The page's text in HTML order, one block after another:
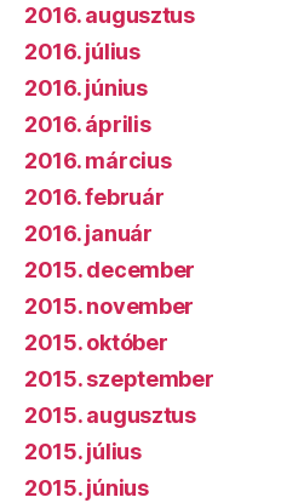
2016. augusztus
2016. július
2016. június
2016. április
2016. március
2016. február
2016. január
2015. december
2015. november
2015. október
2015. szeptember
2015. augusztus
2015. július
2015. június